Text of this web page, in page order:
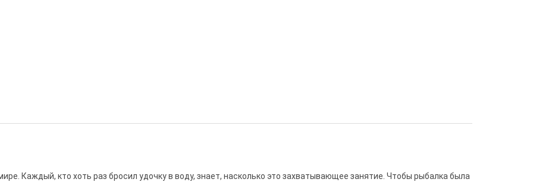
Каждый, кто хоть раз бросил удочку в воду, знает, насколько это захватывающее занятие. Чтобы рыбалка была